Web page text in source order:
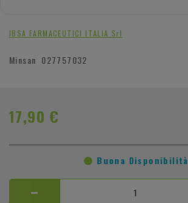
IBSA FARMACEUTICI ITALIA Srl
Minsan 027757032
17,90 €
Buona Disponibilità